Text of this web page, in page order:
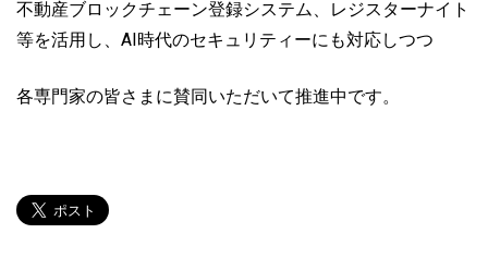
不動産ブロックチェーン登録システム、レジスターナイト
等を活用し、AI時代のセキュリティーにも対応しつつ
各専門家の皆さまに賛同いただいて推進中です。